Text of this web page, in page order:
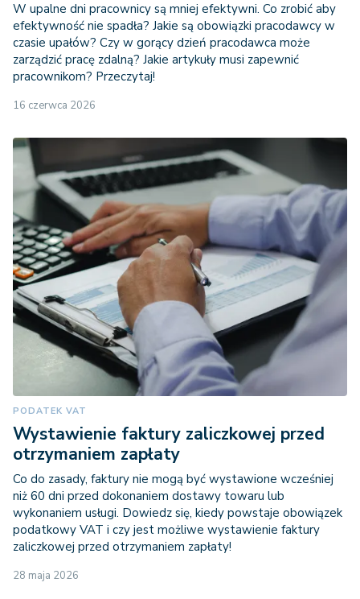
W upalne dni pracownicy są mniej efektywni. Co zrobić aby
efektywność nie spadła? Jakie są obowiązki pracodawcy w
czasie upałów? Czy w gorący dzień pracodawca może
zarządzić pracę zdalną? Jakie artykuły musi zapewnić
pracownikom? Przeczytaj!
16 czerwca 2026
PODATEK VAT
Wystawienie faktury zaliczkowej przed
otrzymaniem zapłaty
Co do zasady, faktury nie mogą być wystawione wcześniej
niż 60 dni przed dokonaniem dostawy towaru lub
wykonaniem usługi. Dowiedz się, kiedy powstaje obowiązek
podatkowy VAT i czy jest możliwe wystawienie faktury
zaliczkowej przed otrzymaniem zapłaty!
28 maja 2026